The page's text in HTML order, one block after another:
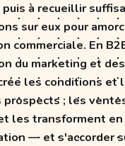
à recueillir
sur eux pour
commerciale. En
du marketing et
les conditions et
; les
les transforment
— et s'accorder